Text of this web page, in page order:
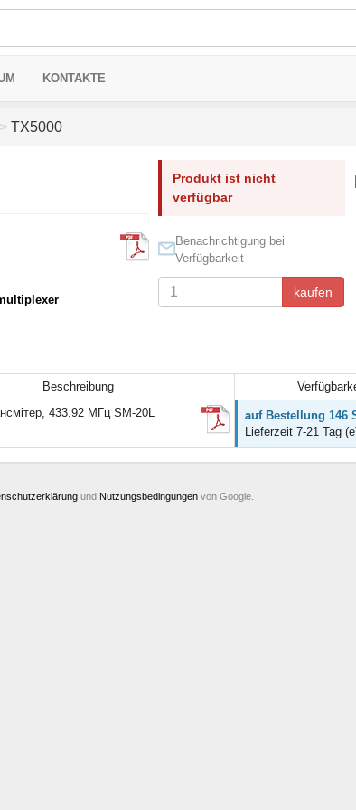
KONTAKTE
> TX5000
Produkt ist nicht
verfügbar
Benachrichtigung bei
Verfügbarkeit
kaufen
Beschreibung
433.92 МГц SM-20L
auf Bestellung 146
Lieferzeit 7-21 Tag
und Nutzungsbedingungen von Google.